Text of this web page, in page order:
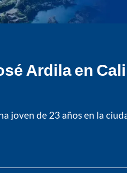
Ardila en
joven de 23 años en la